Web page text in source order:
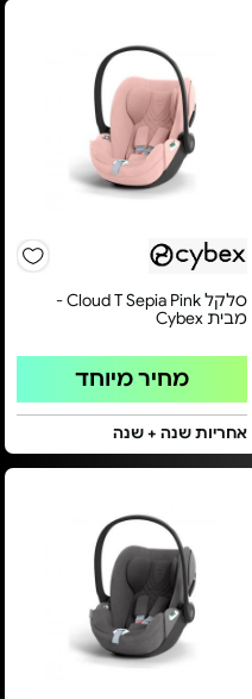
סלקל Cloud T Sepia Pink -
מבית Cybex
מחיר מיוחד
אחריות שנה + שנה